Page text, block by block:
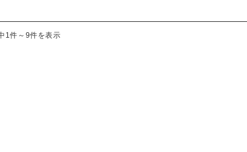
1件～9件を表示